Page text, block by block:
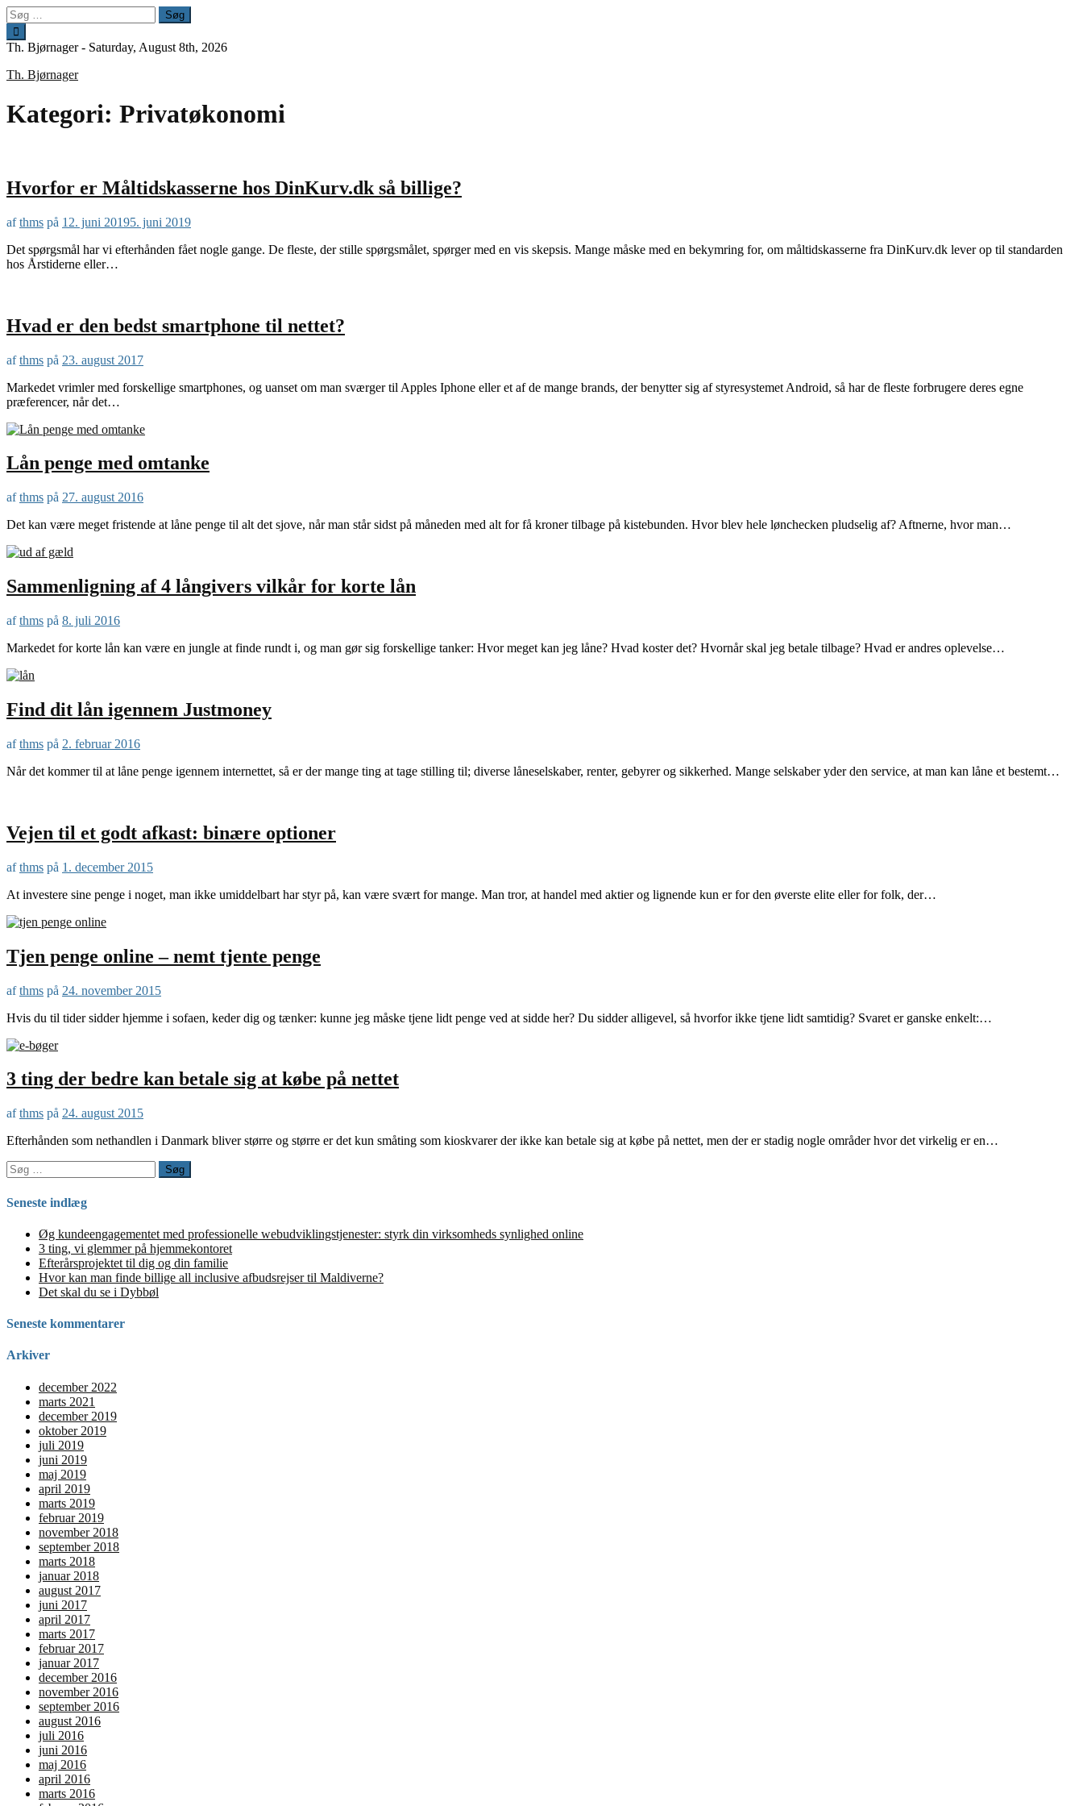
Spring
til
indhold
Søg
efter:
Th. Bjørnager - Saturday, August 8th, 2026
Th. Bjørnager
Kategori: Privatøkonomi
Hvorfor er Måltidskasserne hos DinKurv.dk så billige?
afthms på 12. juni 20195. juni 2019
Det spørgsmål har vi efterhånden fået nogle gange. De fleste, der stille spørgsmålet, spørger med en vis skepsis. Mange måske med en bekymring for, om måltidskasserne fra DinKurv.dk lever op til standarden
hos Årstiderne eller…
Hvad er den bedst smartphone til nettet?
afthms på 23. august 2017
Markedet vrimler med forskellige smartphones, og uanset om man sværger til Apples Iphone eller et af de mange brands, der benytter sig af styresystemet Android, så har de fleste forbrugere deres egne
præferencer, når det…
Lån penge med omtanke
afthms på 27. august 2016
Det kan være meget fristende at låne penge til alt det sjove, når man står sidst på måneden med alt for få kroner tilbage på kistebunden. Hvor blev hele lønchecken pludselig af? Aftnerne, hvor man…
Sammenligning af 4 långivers vilkår for korte lån
afthms på 8. juli 2016
Markedet for korte lån kan være en jungle at finde rundt i, og man gør sig forskellige tanker: Hvor meget kan jeg låne? Hvad koster det? Hvornår skal jeg betale tilbage? Hvad er andres oplevelse…
Find dit lån igennem Justmoney
afthms på 2. februar 2016
Når det kommer til at låne penge igennem internettet, så er der mange ting at tage stilling til; diverse låneselskaber, renter, gebyrer og sikkerhed. Mange selskaber yder den service, at man kan låne et bestemt…
Vejen til et godt afkast: binære optioner
afthms på 1. december 2015
At investere sine penge i noget, man ikke umiddelbart har styr på, kan være svært for mange. Man tror, at handel med aktier og lignende kun er for den øverste elite eller for folk, der…
Tjen penge online – nemt tjente penge
afthms på 24. november 2015
Hvis du til tider sidder hjemme i sofaen, keder dig og tænker: kunne jeg måske tjene lidt penge ved at sidde her? Du sidder alligevel, så hvorfor ikke tjene lidt samtidig? Svaret er ganske enkelt:…
3 ting der bedre kan betale sig at købe på nettet
afthms på 24. august 2015
Efterhånden som nethandlen i Danmark bliver større og større er det kun småting som kioskvarer der ikke kan betale sig at købe på nettet, men der er stadig nogle områder hvor det virkelig er en…
Søg
efter:
Seneste indlæg
Øg kundeengagementet med professionelle webudviklingstjenester: styrk din virksomheds synlighed online
3 ting, vi glemmer på hjemmekontoret
Efterårsprojektet til dig og din familie
Hvor kan man finde billige all inclusive afbudsrejser til Maldiverne?
Det skal du se i Dybbøl
Seneste kommentarer
Arkiver
december 2022
marts 2021
december 2019
oktober 2019
juli 2019
juni 2019
maj 2019
april 2019
marts 2019
februar 2019
november 2018
september 2018
marts 2018
januar 2018
august 2017
juni 2017
april 2017
marts 2017
februar 2017
januar 2017
december 2016
november 2016
september 2016
august 2016
juli 2016
juni 2016
maj 2016
april 2016
marts 2016